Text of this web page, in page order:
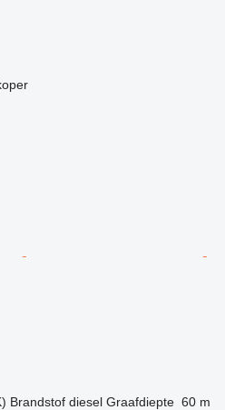
Brandstof diesel Graafdiepte 60 m